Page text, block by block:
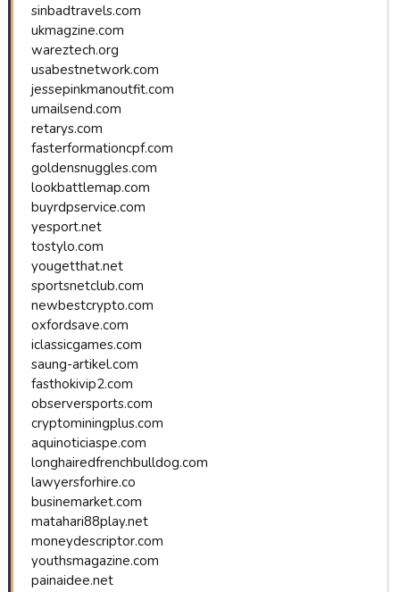
sinbadtravels.com
ukmagzine.com
wareztech.org
usabestnetwork.com
jessepinkmanoutfit.com
umailsend.com
retarys.com
fasterformationcpf.com
goldensnuggles.com
lookbattlemap.com
buyrdpservice.com
yesport.net
tostylo.com
yougetthat.net
sportsnetclub.com
newbestcrypto.com
oxfordsave.com
iclassicgames.com
saung-artikel.com
fasthokivip2.com
observersports.com
cryptominingplus.com
aquinoticiaspe.com
longhairedfrenchbulldog.com
lawyersforhire.co
businemarket.com
matahari88play.net
moneydescriptor.com
youthsmagazine.com
painaidee.net